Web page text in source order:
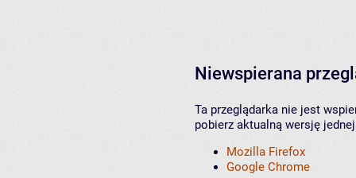
Niewspierana
Ta przeglądarka nie jest
pobierz aktualną wersję
Mozilla Firefox
Google Chrome